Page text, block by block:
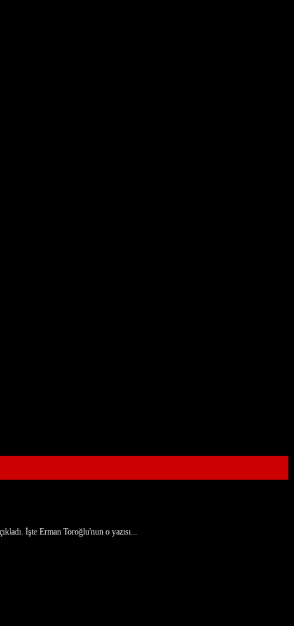
İşte Erman Toroğlu'nun o yazısı...